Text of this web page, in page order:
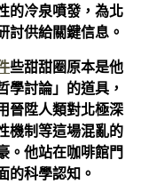
的冷泉噴發，為北
討供給關鍵信息。
些甜甜圈原本是他
學討論」的道具，
晉陞人類對北極深
機制等這場混亂的
。他站在咖啡館門
的科學認知。